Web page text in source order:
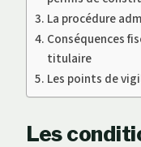
La procédure
Conséquences
titulaire
Les points de
Les